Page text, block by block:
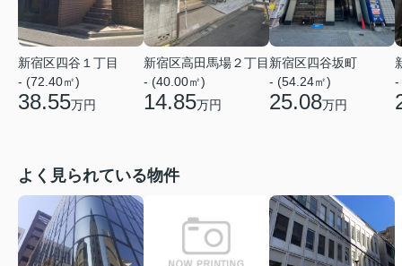
新宿区四谷１丁目
- (72.40㎡)
38.55万円
新宿区高田馬場２丁目
- (40.00㎡)
14.85万円
新宿区四谷坂町
- (54.24㎡)
25.08万円
-
よく見られている物件